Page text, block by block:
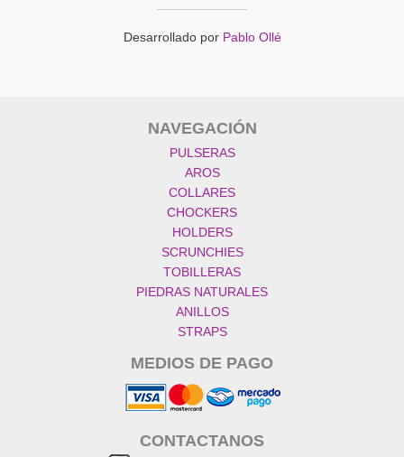
Desarrollado por Pablo Ollé
NAVEGACIÓN
PULSERAS
AROS
COLLARES
CHOCKERS
HOLDERS
SCRUNCHIES
TOBILLERAS
PIEDRAS NATURALES
ANILLOS
STRAPS
MEDIOS DE PAGO
CONTACTANOS